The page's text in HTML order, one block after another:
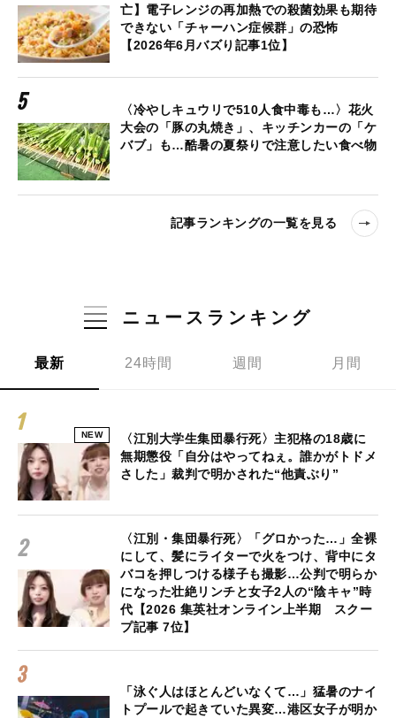
亡】電子レンジの再加熱での殺菌効果も期待
できない「チャーハン症候群」の恐怖
【2026年6月バズり記事1位】
〈冷やしキュウリで510人食中毒も…〉花火
大会の「豚の丸焼き」、キッチンカーの「ケ
バブ」も…酷暑の夏祭りで注意したい食べ物
記事ランキングの一覧を見る
ニュースランキング
最新 24時間 週間 月間
NEW
〈江別大学生集団暴行死〉主犯格の18歳に
無期懲役「自分はやってねぇ。誰かがトドメ
さした」裁判で明かされた“他責ぶり”
〈江別・集団暴行死〉「グロかった…」全裸
にして、髪にライターで火をつけ、背中にタ
バコを押しつける様子も撮影…公判で明らか
になった壮絶リンチと女子2人の“陰キャ”時
代【2026 集英社オンライン上半期 スクー
プ記事 7位】
「泳ぐ人はほとんどいなくて…」猛暑のナイ
トプールで起きていた異変…港区女子が明か